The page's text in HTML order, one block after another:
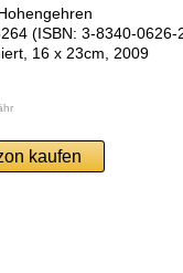
(ISBN: 3-8340-0626-
16 x 23cm, 2009
kaufen